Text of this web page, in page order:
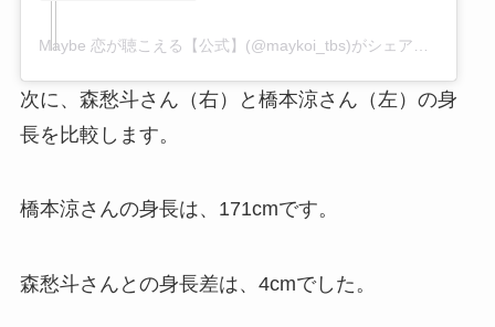
次に、森愁斗さん（右）と橋本涼さん（左）の身
長を比較します。
橋本涼さんの身長は、171cmです。
森愁斗さんとの身長差は、4cmでした。